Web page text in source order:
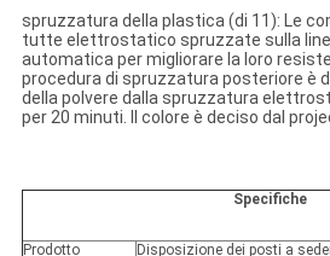
spruzzatura della plastica (di 11): Le
tutte elettrostatico spruzzate sulla
automatica per migliorare la loro
procedura di spruzzatura posteriore è
della polvere dalla spruzzatura
per 20 minuti. Il colore è deciso dal
Specifiche
Prodotto Disposizione dei posti a